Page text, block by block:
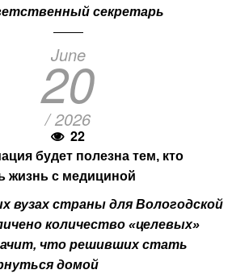
секретарь
June
20
/ 2026
22
будет полезна тем, кто
жизнь с медициной
вузах страны для Вологодской
количество «целевых»
что решивших стать
домой